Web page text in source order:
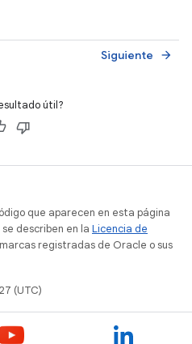
Siguiente arrow_forward
útil?
que aparecen en esta página
describen en la Licencia de
registradas de Oracle o sus
(UTC)